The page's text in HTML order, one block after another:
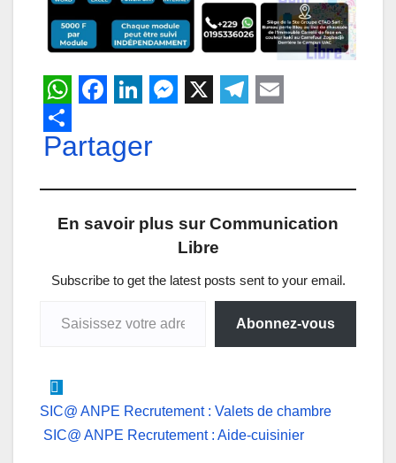
W
h
p
a
b
o
k
i
e
I
n
e
e
g
e
g
a
m
l
Partager
En savoir plus sur Communication
Libre
Subscribe to get the latest posts sent to your email.
Abonnez-vous
Navigation
SIC@ ANPE Recrutement : Valets de chambre
SIC@ ANPE Recrutement : Aide-cuisinier